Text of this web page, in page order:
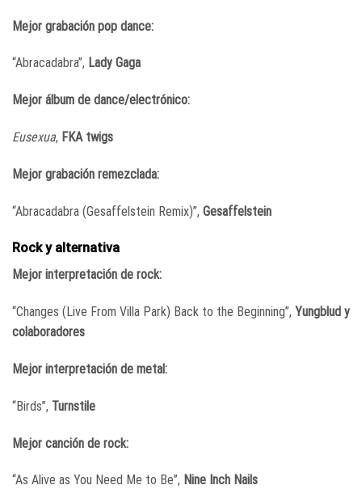
Mejor grabación pop dance:
“Abracadabra”, Lady Gaga
Mejor álbum de dance/electrónico:
Eusexua, FKA twigs
Mejor grabación remezclada:
“Abracadabra (Gesaffelstein Remix)”, Gesaffelstein
Rock y alternativa
Mejor interpretación de rock:
“Changes (Live From Villa Park) Back to the Beginning”, Yungblud y
colaboradores
Mejor interpretación de metal:
“Birds”, Turnstile
Mejor canción de rock:
“As Alive as You Need Me to Be”, Nine Inch Nails